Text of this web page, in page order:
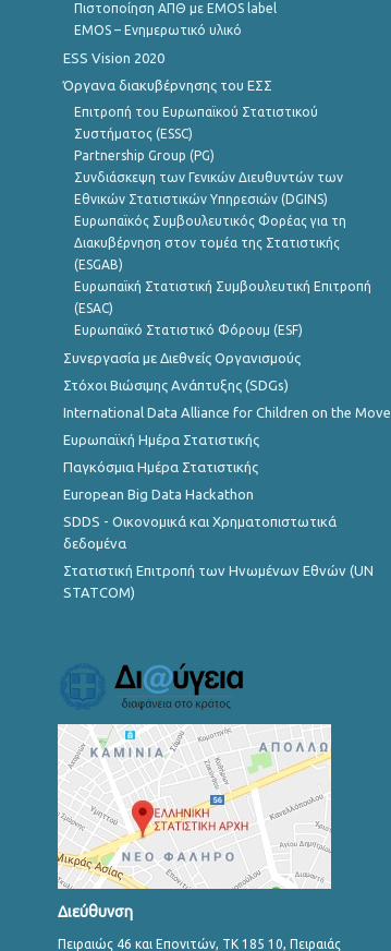
Πιστοποίηση ΑΠΘ με EMOS label
EMOS – Ενημερωτικό υλικό
ESS Vision 2020
Όργανα διακυβέρνησης του ΕΣΣ
Επιτροπή του Ευρωπαϊκού Στατιστικού
Συστήματος (ESSC)
Partnership Group (PG)
Συνδιάσκεψη των Γενικών Διευθυντών των
Εθνικών Στατιστικών Υπηρεσιών (DGINS)
Ευρωπαϊκός Συμβουλευτικός Φορέας για τη
Διακυβέρνηση στον τομέα της Στατιστικής
(ESGAB)
Ευρωπαϊκή Στατιστική Συμβουλευτική Επιτροπή
(ESAC)
Ευρωπαϊκό Στατιστικό Φόρουμ (ESF)
Συνεργασία με Διεθνείς Οργανισμούς
Στόχοι Βιώσιμης Ανάπτυξης (SDGs)
International Data Alliance for Children on the Move
Ευρωπαϊκή Ημέρα Στατιστικής
Παγκόσμια Ημέρα Στατιστικής
European Big Data Hackathon
SDDS - Οικονομικά και Χρηματοπιστωτικά
δεδομένα
Στατιστική Επιτροπή των Ηνωμένων Εθνών (UN
STATCOM)
Διεύθυνση
Πειραιώς 46 και Επονιτών, ΤΚ 185 10, Πειραιάς